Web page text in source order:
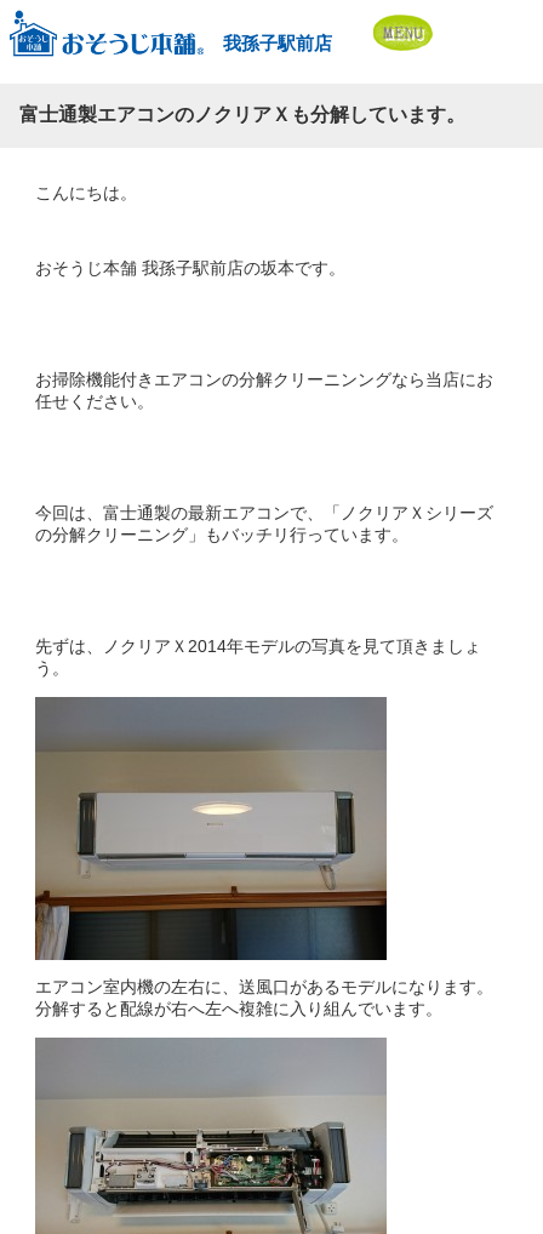
我孫子駅前店
富士通製エアコンのノクリアＸも分解しています。
こんにちは。
おそうじ本舗 我孫子駅前店の坂本です。
お掃除機能付きエアコンの分解クリーニンングなら当店にお
任せください。
今回は、富士通製の最新エアコンで、「ノクリアＸシリーズ
の分解クリーニング」もバッチリ行っています。
先ずは、ノクリアＸ2014年モデルの写真を見て頂きましょ
う。
エアコン室内機の左右に、送風口があるモデルになります。
分解すると配線が右へ左へ複雑に入り組んでいます。